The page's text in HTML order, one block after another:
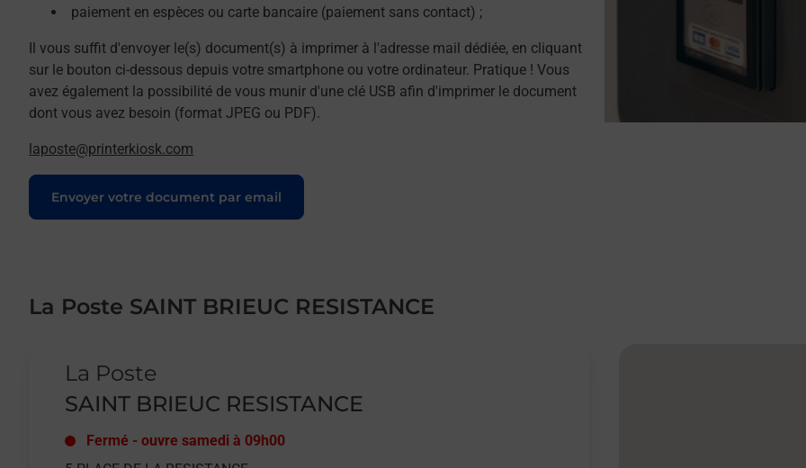
paiement en espèces ou carte bancaire (paiement sans contact) ;
Il vous suffit d'envoyer le(s) document(s) à imprimer à l'adresse mail dédiée, en cliquant
sur le bouton ci-dessous depuis votre smartphone ou votre ordinateur. Pratique ! Vous
avez également la possibilité de vous munir d'une clé USB afin d'imprimer le document
dont vous avez besoin (format JPEG ou PDF).
laposte@printerkiosk.com
Envoyer votre document par email
Le lien s'ouvre dans un nouvel onglet
La Poste SAINT BRIEUC RESISTANCE
La Poste
SAINT BRIEUC RESISTANCE
Fermé - ouvre samedi à 09h00